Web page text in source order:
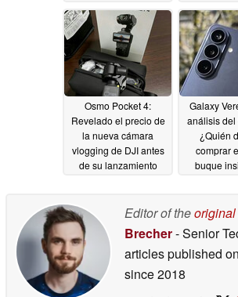
Osmo Pocket 4:
Revelado el precio de
la nueva cámara
vlogging de DJI antes
de su lanzamiento
Galaxy
análisis del
¿Quién
comprar
buque
Editor of the
Brecher- Senior
articles published
since 2018